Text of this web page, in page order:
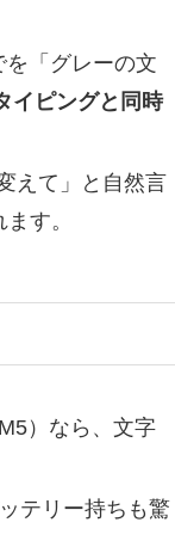
「グレーの文
イピングと同時
えて」と自然言
す。
）なら、文字
テリー持ちも驚